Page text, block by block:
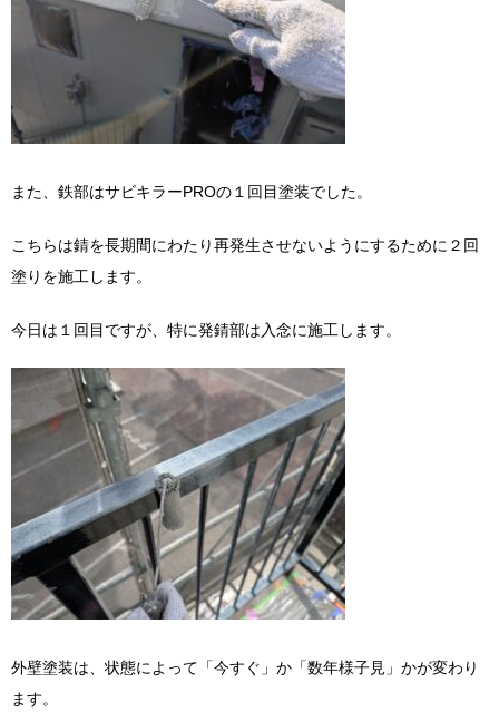
また、鉄部はサビキラーPROの１回目塗装でした。
こちらは錆を長期間にわたり再発生させないようにするために２回
塗りを施工します。
今日は１回目ですが、特に発錆部は入念に施工します。
外壁塗装は、状態によって「今すぐ」か「数年様子見」かが変わり
ます。